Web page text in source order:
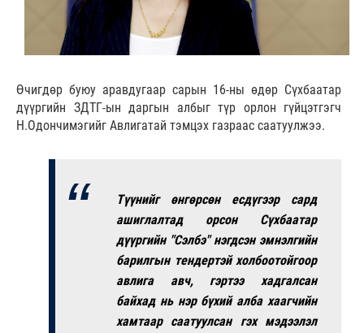
Өчигдөр буюу аравдугаар сарын 16-ны өдөр Сүхбаатар
дүүргийн ЗДТГ-ын даргын албыг түр орлон гүйцэтгэгч
Н.Одончимэгийг Авлигатай тэмцэх газраас саатуулжээ.
Түүнийг өнгөрсөн есдүгээр сард
ашиглалтад орсон Сүхбаатар
дүүргийн "Сэлбэ" нэгдсэн эмнэлгийн
барилгын тендертэй холбоотойгоор
авлига авч, гэртээ хадгалсан
байхад нь нэр бүхий алба хаагчийн
хамтаар саатуулсан гэх мэдээлэл